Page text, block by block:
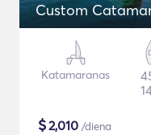
Custom
Katamaranas
$2,010 /diena